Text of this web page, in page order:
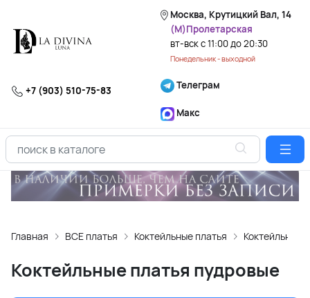
Москва, Крутицкий Вал, 14
(М)Пролетарская
вт-вск с 11:00 до 20:30
Понедельник - выходной
+7 (903) 510-75-83 Телеграм
Макс
Главная ВСЕ платья Коктейльные платья Коктейльные
Коктейльные платья пудровые